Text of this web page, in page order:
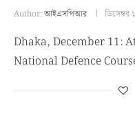
Author:আইএসপিআর ডিসেম্বর
Dhaka, December 11:
National Defence